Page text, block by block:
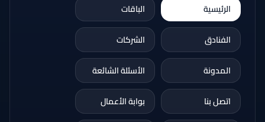
الرئيسية
الباقات
الفنادق
الشركات
المدونة
الأسئلة الشائعة
اتصل بنا
بوابة الأعمال